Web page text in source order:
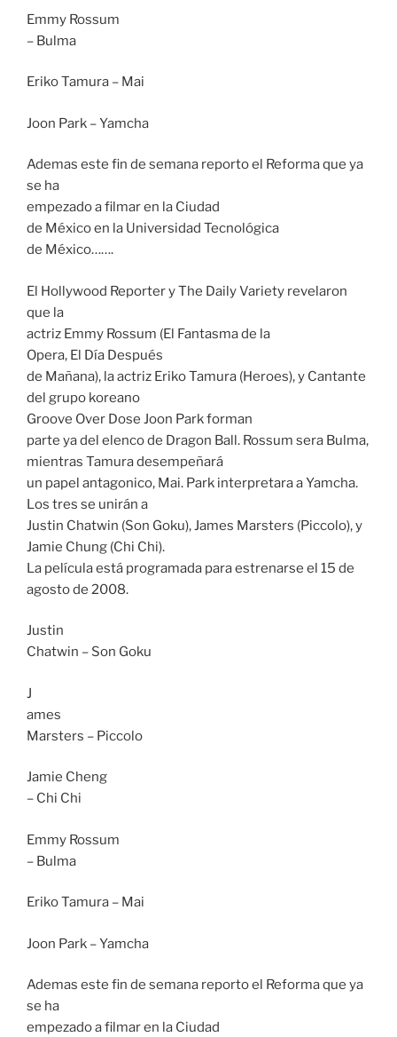
Emmy Rossum
– Bulma
Eriko Tamura – Mai
Joon Park – Yamcha
Ademas este fin de semana reporto el Reforma que ya
se ha
empezado a filmar en la Ciudad
de México en la Universidad Tecnológica
de México…….
El Hollywood Reporter y The Daily Variety revelaron
que la
actriz Emmy Rossum (El Fantasma de la
Opera, El Día Después
de Mañana), la actriz Eriko Tamura (Heroes), y Cantante
del grupo koreano
Groove Over Dose Joon Parkforman
parte ya del elenco de Dragon Ball. Rossum sera Bulma,
mientras Tamura desempeñará
un papel antagonico, Mai. Park interpretara a Yamcha.
Los tres se unirán a
Justin Chatwin (Son Goku), James Marsters (Piccolo), y
Jamie Chung (Chi Chi).
La película está programada para estrenarse el 15 de
agosto de 2008.
Justin
Chatwin – Son Goku
J
ames
Marsters – Piccolo
Jamie Cheng
– Chi Chi
Emmy Rossum
– Bulma
Eriko Tamura – Mai
Joon Park – Yamcha
Ademas este fin de semana reporto el Reforma que ya
se ha
empezado a filmar en la Ciudad